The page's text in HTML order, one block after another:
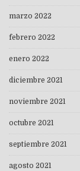
marzo 2022
febrero 2022
enero 2022
diciembre 2021
noviembre 2021
octubre 2021
septiembre 2021
agosto 2021